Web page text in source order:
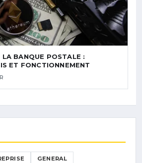
BANQUE POSTALE :
ET FONCTIONNEMENT
GENERAL